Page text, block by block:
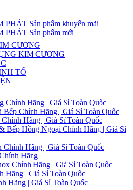
Sản phẩm khuyến mãi
Sản phẩm mới
CƯƠNG
KIM CƯƠNG
TỐ
Chính Hãng | Giá Sỉ Toàn Quốc
Bếp Chính Hãng | Giá Sỉ Toàn Quốc
Hãng | Giá Sỉ Toàn Quốc
Bếp Hồng Ngoại Chính Hãng | Giá Sỉ
Hãng | Giá Sỉ Toàn Quốc
Hãng
Chính Hãng | Giá Sỉ Toàn Quốc
Hãng | Giá Sỉ Toàn Quốc
Hãng | Giá Sỉ Toàn Quốc